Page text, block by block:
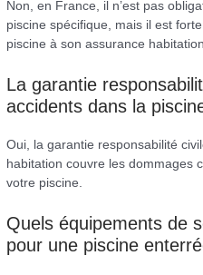
Non, en France, il n’est pas
piscine spécifique, mais il est
piscine à son assurance habitation.
La garantie
accidents dans la
Oui, la garantie responsabilité
habitation couvre les dommages
votre piscine.
Quels équipements de
pour une piscine